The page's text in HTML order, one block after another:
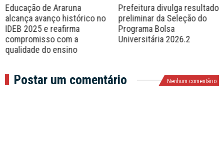
Educação de Araruna
alcança avanço histórico no
IDEB 2025 e reafirma
compromisso com a
qualidade do ensino
Prefeitura divulga resultado
preliminar da Seleção do
Programa Bolsa
Universitária 2026.2
Postar um comentário Nenhum comentário